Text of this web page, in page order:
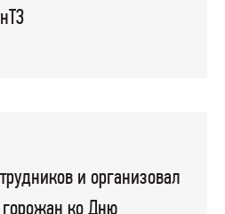
и организовал
ко Дню